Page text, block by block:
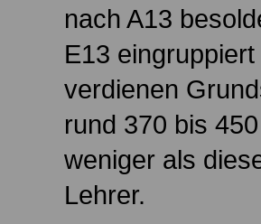
nach A13
E13
verdienen
rund 370 bis
weniger als
Lehrer.